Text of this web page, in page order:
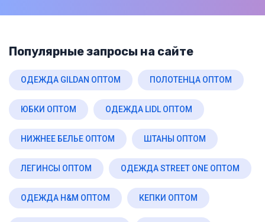
Популярные запросы на сайте
ОДЕЖДА GILDAN ОПТОМ ПОЛОТЕНЦА ОПТОМ
ЮБКИ ОПТОМ ОДЕЖДА LIDL ОПТОМ
НИЖНЕЕ БЕЛЬЕ ОПТОМ ШТАНЫ ОПТОМ
ЛЕГИНСЫ ОПТОМ ОДЕЖДА STREET ONE ОПТОМ
ОДЕЖДА H&M ОПТОМ КЕПКИ ОПТОМ